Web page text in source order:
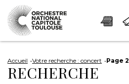
Panneau de gestion des cookies
au
contenu
à
la
à
Accueil Votre recherche : concert Page 2
RECHERCHE